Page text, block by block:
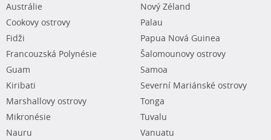
Austrálie
Cookovy ostrovy
Fidži
Francouzská Polynésie
Guam
Kiribati
Marshallovy ostrovy
Mikronésie
Nauru
Nový Zéland
Palau
Papua Nová Guinea
Šalomounovy ostrovy
Samoa
Severní Mariánské ostrovy
Tonga
Tuvalu
Vanuatu